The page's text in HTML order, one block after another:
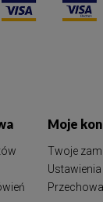
Moje
Twoje